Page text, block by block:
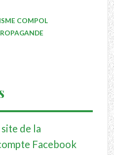
COMPOL
de la
Facebook